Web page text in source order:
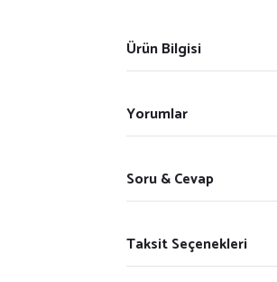
Ürün Bilgisi
Yorumlar
Soru & Cevap
Taksit Seçenekleri